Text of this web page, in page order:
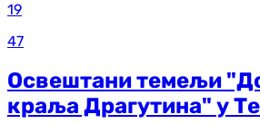
19
47
Освештани темељи
краља Драгутина" у